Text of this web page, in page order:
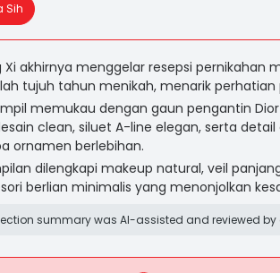
Sih
Xi akhirnya menggelar resepsi pernikahan
tujuh tahun menikah, menarik perhatian
memukau dengan gaun pengantin
clean, siluet A-line elegan, serta
ornamen berlebihan.
dilengkapi makeup natural, veil
berlian minimalis yang menonjolkan
summary was AI-assisted and reviewed by